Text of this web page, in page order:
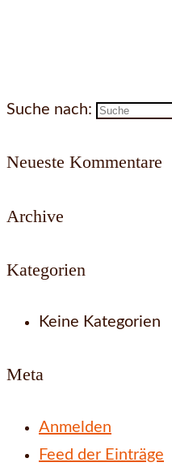
Suche nach:
Neueste Kommentare
Archive
Kategorien
Keine Kategorien
Meta
Anmelden
Feed der Einträge